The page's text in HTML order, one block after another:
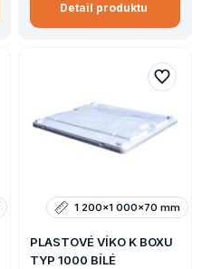
Detail produktu
PLASTOVÉ VÍKO K BOXU
TYP 1000 BÍLÉ
1 200x1 000x70 mm